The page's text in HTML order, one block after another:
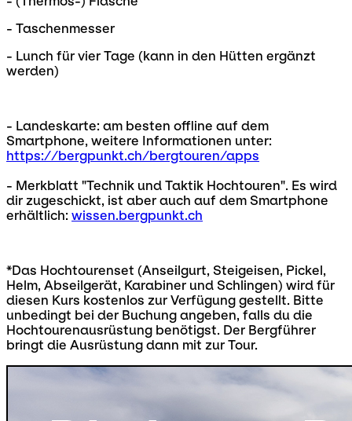
- Taschenmesser
- Lunch für vier Tage (kann in den Hütten ergänzt
werden)
- Landeskarte: am besten offline auf dem
Smartphone, weitere Informationen unter:
https://bergpunkt.ch/bergtouren/apps
- Merkblatt "Technik und Taktik Hochtouren". Es wird
dir zugeschickt, ist aber auch auf dem Smartphone
erhältlich: wissen.bergpunkt.ch
*Das Hochtourenset (Anseilgurt, Steigeisen, Pickel,
Helm, Abseilgerät, Karabiner und Schlingen) wird für
diesen Kurs kostenlos zur Verfügung gestellt. Bitte
unbedingt bei der Buchung angeben, falls du die
Hochtourenausrüstung benötigst. Der Bergführer
bringt die Ausrüstung dann mit zur Tour.